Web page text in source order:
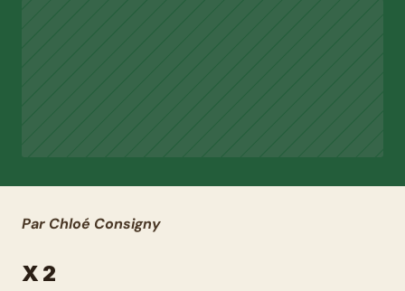
Par Chloé Consigny
X 2